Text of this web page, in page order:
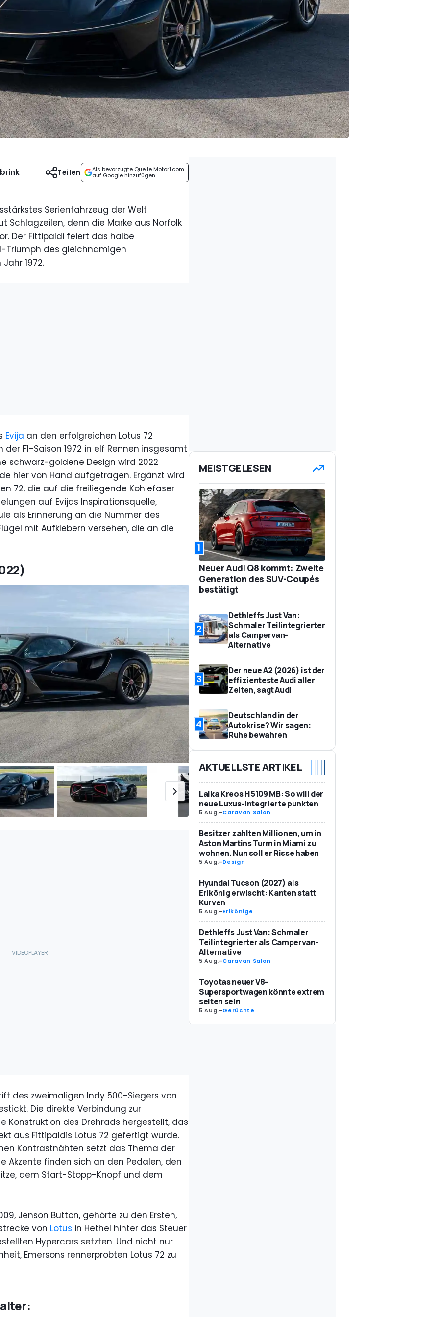
Als bevorzugte Quelle Motor1.com
auf Google hinzufügen
Teilen
Serienfahrzeug der Welt
Schlagzeilen, denn die Marke aus Norfolk
Der Fittipaldi feiert das halbe
Triumph des gleichnamigen
1972.
Evija an den erfolgreichen Lotus 72
F1-Saison 1972 in elf Rennen insgesamt
schwarz-goldene Design wird 2022
hier von Hand aufgetragen. Ergänzt wird
72, die auf die freiliegende Kohlefaser
auf Evijas Inspirationsquelle,
als Erinnerung an die Nummer des
mit Aufklebern versehen, die an die
des zweimaligen Indy 500-Siegers von
Die direkte Verbindung zur
Konstruktion des Drehrads hergestellt, das
aus Fittipaldis Lotus 72 gefertigt wurde.
Kontrastnähten setzt das Thema der
Akzente finden sich an den Pedalen, den
dem Start-Stopp-Knopf und dem
Jenson Button, gehörte zu den Ersten,
von Lotus in Hethel hinter das Steuer
Hypercars setzten. Und nicht nur
Emersons rennerprobten Lotus 72 zu
MEISTGELESEN
1
Neuer Audi Q8 kommt: Zweite
Generation des SUV-Coupés
bestätigt
2
Dethleffs Just Van:
Schmaler Teilintegrierter
als Campervan-
Alternative
3
Der neue A2 (2026) ist der
effizienteste Audi aller
Zeiten, sagt Audi
4
Deutschland in der
Autokrise? Wir sagen:
Ruhe bewahren
AKTUELLSTE ARTIKEL
Laika Kreos H 5109 MB: So will der
neue Luxus-Integrierte punkten
5 Aug.-Caravan Salon
Besitzer zahlten Millionen, um in
Aston Martins Turm in Miami zu
wohnen. Nun soll er Risse haben
5 Aug.-Design
Hyundai Tucson (2027) als
Erlkönig erwischt: Kanten statt
Kurven
5 Aug.-Erlkönige
Dethleffs Just Van: Schmaler
Teilintegrierter als Campervan-
Alternative
5 Aug.-Caravan Salon
Toyotas neuer V8-
Supersportwagen könnte extrem
selten sein
5 Aug.-Gerüchte